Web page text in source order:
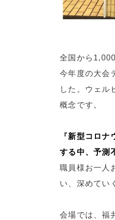
全国から
今年度の大会
した。ウェル
概念です。
『新型コロナ
する中、予測
職員様お一人
い、深めてい
会場では、福